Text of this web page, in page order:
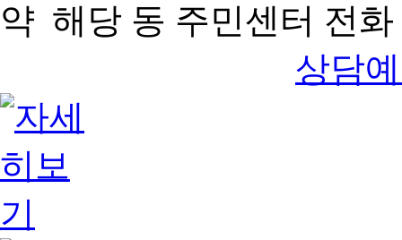
해당 동 주민센터 전
상담